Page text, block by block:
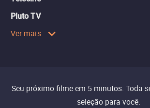
Pluto TV
Ver mais
Seu próximo filme em 5 minutos. Toda
seleção para você.